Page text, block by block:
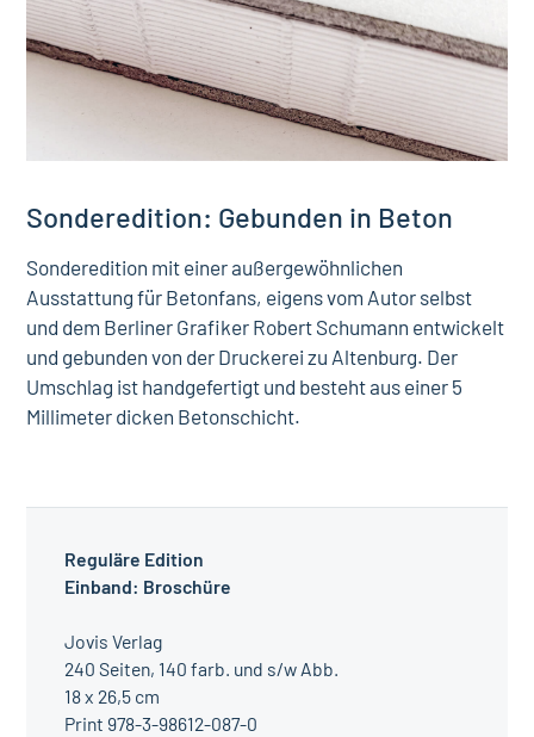
Sonderedition: Gebunden in Beton
Sonderedition mit einer außergewöhnlichen
Ausstattung für Betonfans, eigens vom Autor selbst
und dem Berliner Grafiker Robert Schumann entwickelt
und gebunden von der Druckerei zu Altenburg. Der
Umschlag ist handgefertigt und besteht aus einer 5
Millimeter dicken Betonschicht.
Reguläre Edition
Einband: Broschüre
Jovis Verlag
240 Seiten, 140 farb. und s/w Abb.
18 x 26,5 cm
Print 978-3-98612-087-0